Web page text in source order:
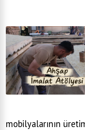
mobilyalarının